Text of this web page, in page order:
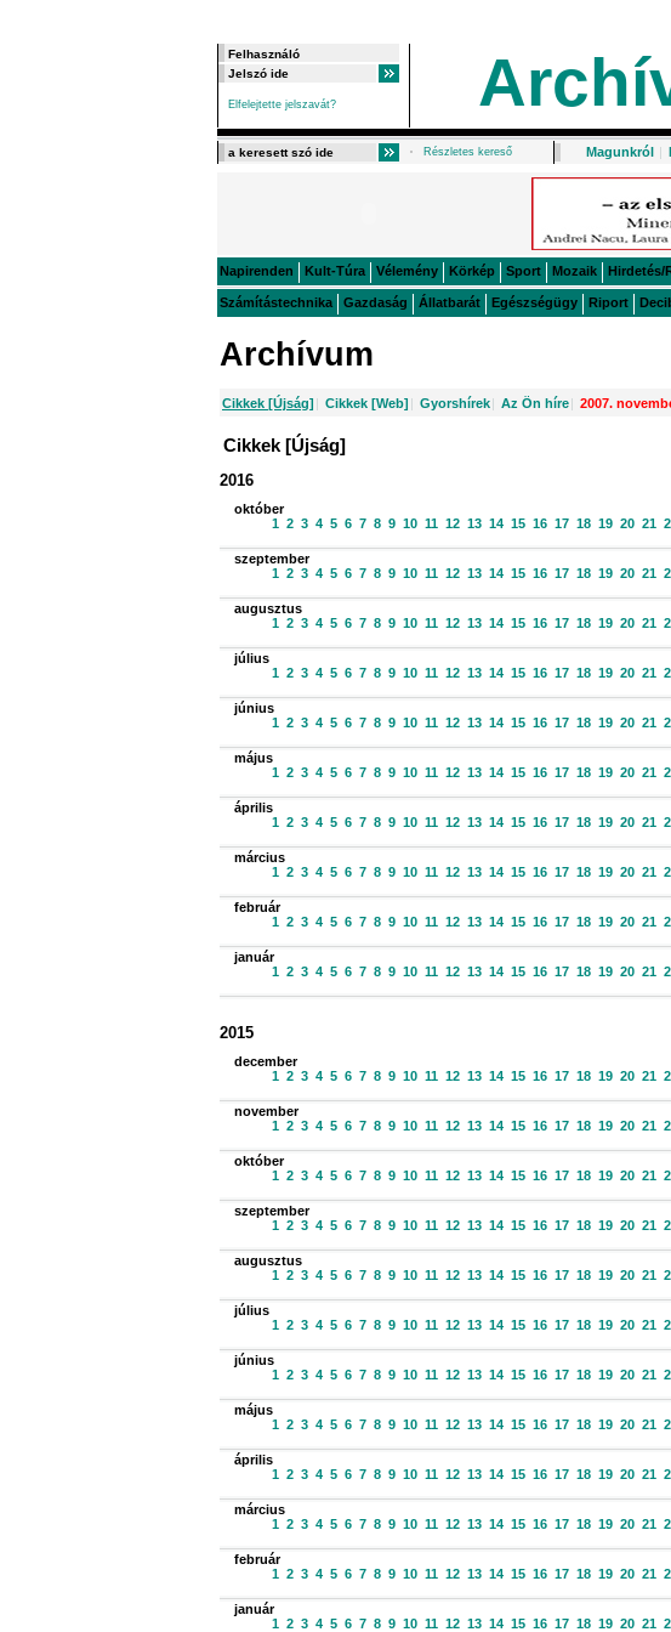
Elfelejtette jelszavát?
Részletes kereső Magunkról |
Napirenden Kult-Túra Vélemény Körkép Sport Mozaik Hirdetés/
Számítástechnika Gazdaság Állatbarát Egészségügy Riport
Archívum
Cikkek [Újság] | Cikkek [Web] | Gyorshírek| Az Ön híre| 2007.
Cikkek [Újság]
2016
október
1 2 3 4 5 6 7 8 9 10 11 12 13 14 15 16 17 18 19 20 21
szeptember
1 2 3 4 5 6 7 8 9 10 11 12 13 14 15 16 17 18 19 20 21
augusztus
1 2 3 4 5 6 7 8 9 10 11 12 13 14 15 16 17 18 19 20 21
július
1 2 3 4 5 6 7 8 9 10 11 12 13 14 15 16 17 18 19 20 21
június
1 2 3 4 5 6 7 8 9 10 11 12 13 14 15 16 17 18 19 20 21
május
1 2 3 4 5 6 7 8 9 10 11 12 13 14 15 16 17 18 19 20 21
április
1 2 3 4 5 6 7 8 9 10 11 12 13 14 15 16 17 18 19 20 21
március
1 2 3 4 5 6 7 8 9 10 11 12 13 14 15 16 17 18 19 20 21
február
1 2 3 4 5 6 7 8 9 10 11 12 13 14 15 16 17 18 19 20 21
január
1 2 3 4 5 6 7 8 9 10 11 12 13 14 15 16 17 18 19 20 21
2015
december
1 2 3 4 5 6 7 8 9 10 11 12 13 14 15 16 17 18 19 20 21
november
1 2 3 4 5 6 7 8 9 10 11 12 13 14 15 16 17 18 19 20 21
október
1 2 3 4 5 6 7 8 9 10 11 12 13 14 15 16 17 18 19 20 21
szeptember
1 2 3 4 5 6 7 8 9 10 11 12 13 14 15 16 17 18 19 20 21
augusztus
1 2 3 4 5 6 7 8 9 10 11 12 13 14 15 16 17 18 19 20 21
július
1 2 3 4 5 6 7 8 9 10 11 12 13 14 15 16 17 18 19 20 21
június
1 2 3 4 5 6 7 8 9 10 11 12 13 14 15 16 17 18 19 20 21
május
1 2 3 4 5 6 7 8 9 10 11 12 13 14 15 16 17 18 19 20 21
április
1 2 3 4 5 6 7 8 9 10 11 12 13 14 15 16 17 18 19 20 21
március
1 2 3 4 5 6 7 8 9 10 11 12 13 14 15 16 17 18 19 20 21
február
1 2 3 4 5 6 7 8 9 10 11 12 13 14 15 16 17 18 19 20 21
január
1 2 3 4 5 6 7 8 9 10 11 12 13 14 15 16 17 18 19 20 21